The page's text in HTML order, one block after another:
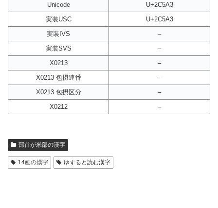
Unicode
U+2C5A3
実装USC
U+2C5A3
実装IVS
–
実装SVS
–
X0213
–
X0213 包摂連番
–
X0213 包摂区分
–
X0212
–
部首が米部の漢字
14画の漢字 ゆすると読む漢字